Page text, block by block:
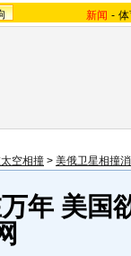
新闻 -
空相撞 > 美俄卫星相撞
年 美国